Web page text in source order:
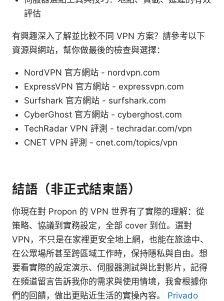
評估
有興趣深入了解並比較不同 VPN 方案？請參考以下
資源與網站，幫你做最後的檢查與選擇：
NordVPN 官方網站 - nordvpn.com
ExpressVPN 官方網站 - expressvpn.com
Surfshark 官方網站 - surfshark.com
CyberGhost 官方網站 - cyberghost.com
TechRadar VPN 評測 - techradar.com/vpn
CNET VPN 評測 - cnet.com/topics/vpn
結語（非正式結束語）
你現在對 Propon 的 VPN 世界有了實際的理解：從
策略、協議到實務設定，全部 cover 到位。選對
VPN，不只是在家裡更安全地上網，也能在旅途中、
在公眾場所甚至跨區域工作時，保持隱私與自由。想
要看實際的設定演示、伺服器測試與比對影片，記得
在頻道留言告訴我你的需求與使用情境，我會根據你
們的回饋，做出更貼近生活的實操內容。 Privado